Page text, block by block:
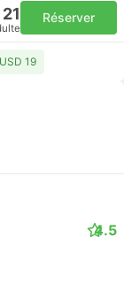
Réserver
19
4.5